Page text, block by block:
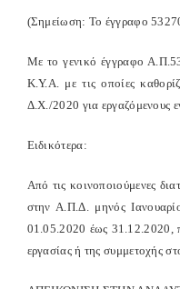
(Σημείωση: Το έγγραφο
Με το γενικό έγγραφο
Κ.Υ.Α. με τις οποίες
Δ.Χ./2020 για εργαζόμενους
Ειδικότερα:
Από τις κοινοποιούμενες
στην Α.Π.Δ. μηνός
01.05.2020 έως 31.12.2020,
εργασίας ή της συμμετοχής